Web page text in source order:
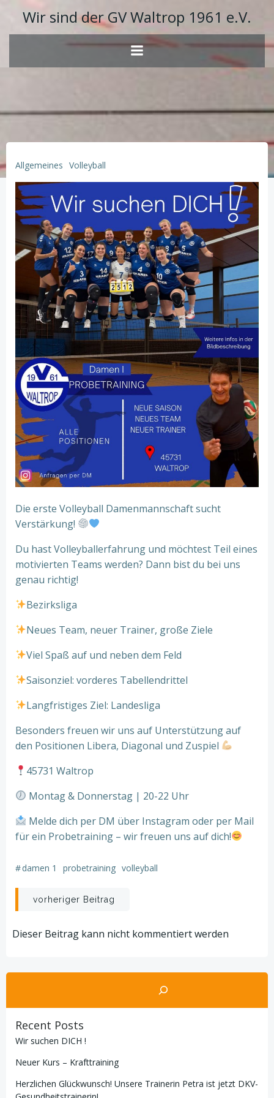
Inhalt
springen
Wir sind der GV Waltrop 1961 e.V.
Allgemeines Volleyball
Die erste Volleyball Damenmannschaft sucht
Verstärkung!
Du hast Volleyballerfahrung und möchtest Teil eines
motivierten Teams werden? Dann bist du bei uns
genau richtig!
Bezirksliga
Neues Team, neuer Trainer, große Ziele
Viel Spaß auf und neben dem Feld
Saisonziel: vorderes Tabellendrittel
Langfristiges Ziel: Landesliga
Besonders freuen wir uns auf Unterstützung auf
den Positionen Libera, Diagonal und Zuspiel
45731 Waltrop
Montag & Donnerstag | 20-22 Uhr
Melde dich per DM über Instagram oder per Mail
für ein Probetraining – wir freuen uns auf dich!
#damen 1 probetraining volleyball
Beitragsnavigation
vorheriger Beitrag
Dieser Beitrag kann nicht kommentiert werden
Suchen
Recent Posts
Wir suchen DICH !
Neuer Kurs – Krafttraining
Herzlichen Glückwunsch! Unsere Trainerin Petra ist jetzt DKV-